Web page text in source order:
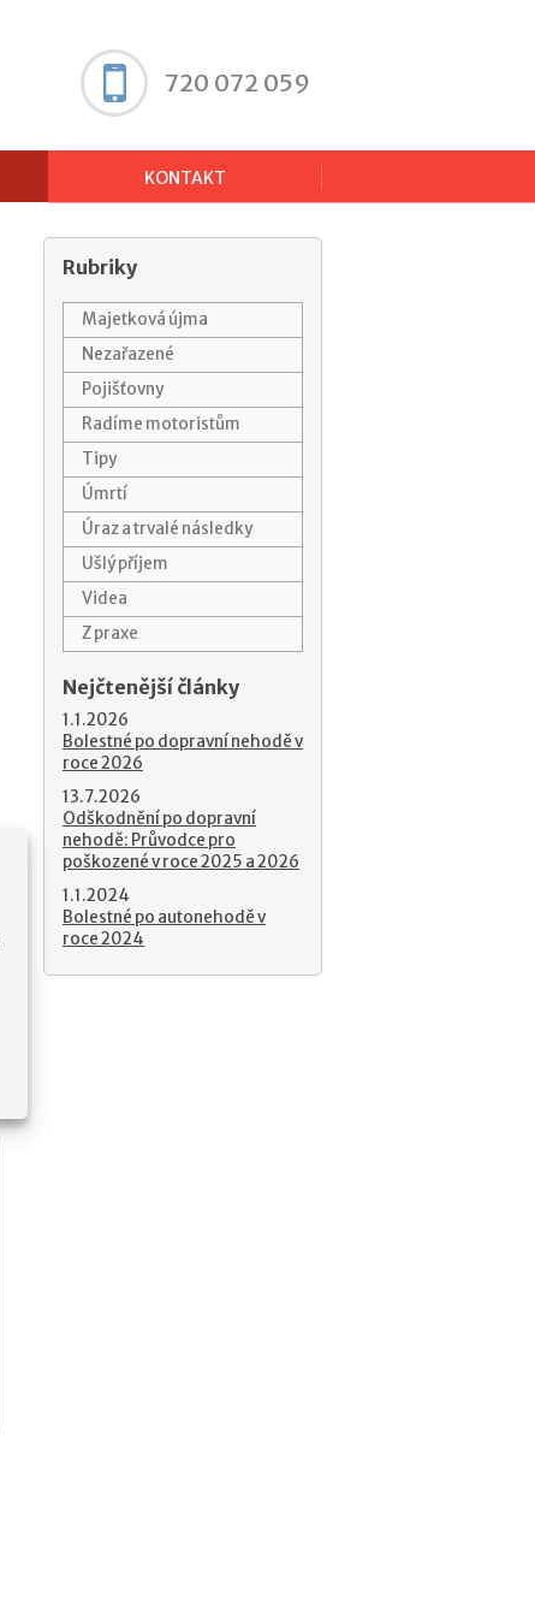
720 072 059
KONTAKT
Rubriky
Majetková újma
Nezařazené
Pojišťovny
Radíme motoristům
Tipy
Úmrtí
Úraz a trvalé následky
Ušlý příjem
Videa
Z praxe
Nejčtenější články
1.1.2026
Bolestné po dopravní nehodě v
roce 2026
13.7.2026
Odškodnění po dopravní
nehodě: Průvodce pro
poškozené v roce 2025 a 2026
1.1.2024
Bolestné po autonehodě v
roce 2024